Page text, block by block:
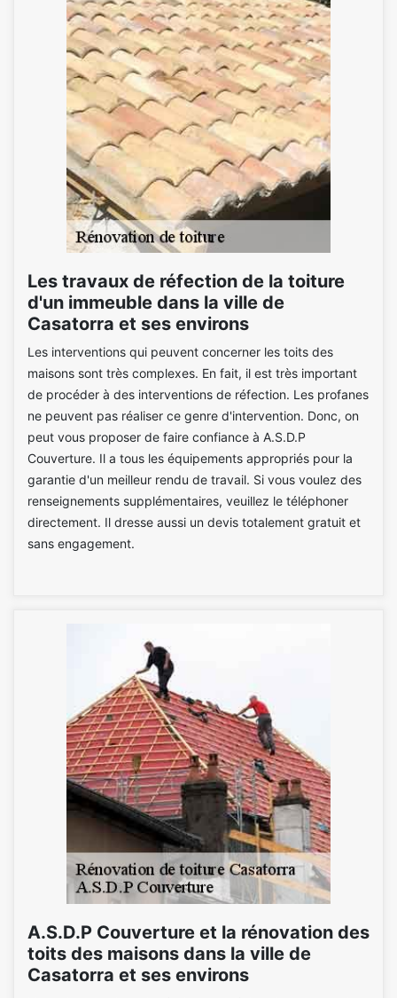
Les travaux de réfection de la toiture
d'un immeuble dans la ville de
Casatorra et ses environs
Les interventions qui peuvent concerner les toits des
maisons sont très complexes. En fait, il est très important
de procéder à des interventions de réfection. Les profanes
ne peuvent pas réaliser ce genre d'intervention. Donc, on
peut vous proposer de faire confiance à A.S.D.P
Couverture. Il a tous les équipements appropriés pour la
garantie d'un meilleur rendu de travail. Si vous voulez des
renseignements supplémentaires, veuillez le téléphoner
directement. Il dresse aussi un devis totalement gratuit et
sans engagement.
A.S.D.P Couverture et la rénovation des
toits des maisons dans la ville de
Casatorra et ses environs